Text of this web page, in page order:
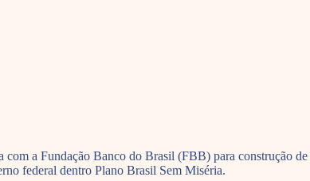
a Fundação Banco do Brasil (FBB) para construção de
federal dentro Plano Brasil Sem Miséria.